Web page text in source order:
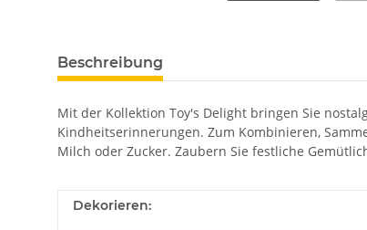
Beschreibung
Mit der Kollektion Toy's Delight bringen Sie
Kindheitserinnerungen. Zum Kombinieren,
Milch oder Zucker. Zaubern Sie festliche
Dekorieren: